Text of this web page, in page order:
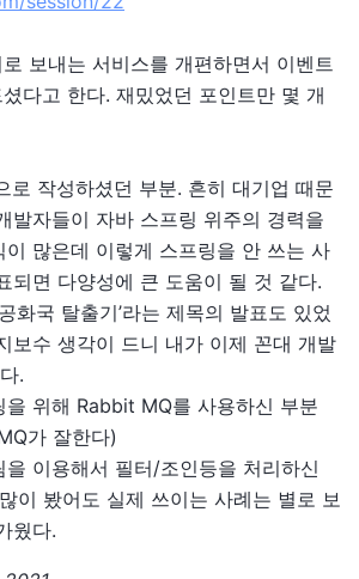
보내는 서비스를 개편하면서 이벤트
다고 한다. 재밌었던 포인트만 몇 개
로 작성하셨던 부분. 흔히 대기업 때문
발자들이 자바 스프링 위주의 경력을
이 많은데 이렇게 스프링을 안 쓰는 사
되면 다양성에 큰 도움이 될 것 같다.
화국 탈출기’라는 제목의 발표도 있었
보수 생각이 드니 내가 이제 꼰대 개발
.
을 위해 Rabbit MQ를 사용하신 부분
가 잘한다)
을 이용해서 필터/조인등을 처리하신
이 봤어도 실제 쓰이는 사례는 별로 보
웠다.